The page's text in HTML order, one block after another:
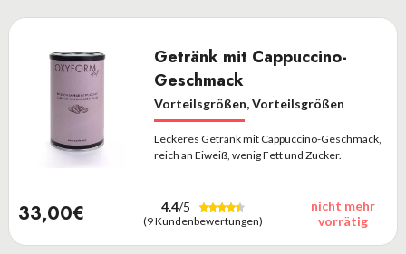
Getränk mit Cappuccino-
Geschmack
Vorteilsgrößen, Vorteilsgrößen
Leckeres Getränk mit Cappuccino-Geschmack,
reich an Eiweiß, wenig Fett und Zucker.
33,00€ 4.4/5
(9 Kundenbewertungen)
nicht mehr
vorrätig